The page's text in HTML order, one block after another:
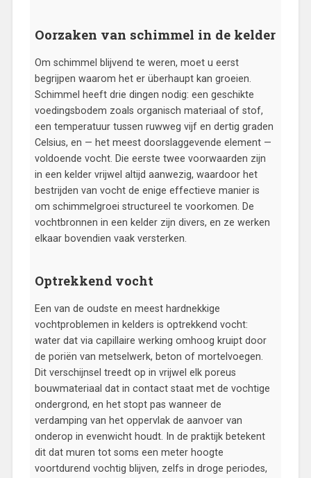
Oorzaken van schimmel in de kelder
Om schimmel blijvend te weren, moet u eerst
begrijpen waarom het er überhaupt kan groeien.
Schimmel heeft drie dingen nodig: een geschikte
voedingsbodem zoals organisch materiaal of stof,
een temperatuur tussen ruwweg vijf en dertig graden
Celsius, en — het meest doorslaggevende element —
voldoende vocht. Die eerste twee voorwaarden zijn
in een kelder vrijwel altijd aanwezig, waardoor het
bestrijden van vocht de enige effectieve manier is
om schimmelgroei structureel te voorkomen. De
vochtbronnen in een kelder zijn divers, en ze werken
elkaar bovendien vaak versterken.
Optrekkend vocht
Een van de oudste en meest hardnekkige
vochtproblemen in kelders is optrekkend vocht:
water dat via capillaire werking omhoog kruipt door
de poriën van metselwerk, beton of mortelvoegen.
Dit verschijnsel treedt op in vrijwel elk poreus
bouwmateriaal dat in contact staat met de vochtige
ondergrond, en het stopt pas wanneer de
verdamping van het oppervlak de aanvoer van
onderop in evenwicht houdt. In de praktijk betekent
dit dat muren tot soms een meter hoogte
voortdurend vochtig blijven, zelfs in droge periodes,